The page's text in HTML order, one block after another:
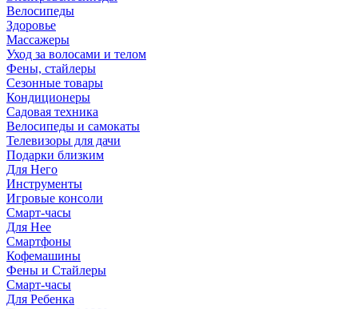
Велосипеды
Здоровье
Массажеры
Уход за волосами и телом
Фены, стайлеры
Сезонные товары
Кондиционеры
Садовая техника
Велосипеды и самокаты
Телевизоры для дачи
Подарки близким
Для Него
Инструменты
Игровые консоли
Смарт-часы
Для Нее
Смартфоны
Кофемашины
Фены и Стайлеры
Смарт-часы
Для Ребенка